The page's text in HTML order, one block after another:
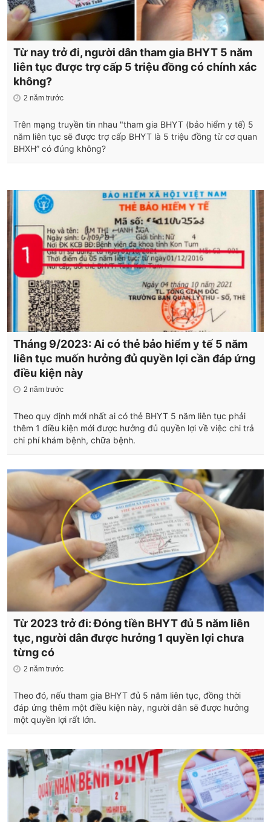
Từ nay trở đi, người dân tham gia BHYT 5 năm
liên tục được trợ cấp 5 triệu đồng có chính xác
không?
2 năm trước
Trên mạng truyền tin nhau "tham gia BHYT (bảo hiểm y tế) 5
năm liên tục sẽ được trợ cấp BHYT là 5 triệu đồng từ cơ quan
BHXH” có đúng không?
Tháng 9/2023: Ai có thẻ bảo hiểm y tế 5 năm
liên tục muốn hưởng đủ quyền lợi cần đáp ứng
điều kiện này
2 năm trước
Theo quy định mới nhất ai có thẻ BHYT 5 năm liên tục phải
thêm 1 điều kiện mới được hưởng đủ quyền lợi về việc chi trả
chi phí khám bệnh, chữa bệnh.
Từ 2023 trở đi: Đóng tiền BHYT đủ 5 năm liên
tục, người dân được hưởng 1 quyền lợi chưa
từng có
2 năm trước
Theo đó, nếu tham gia BHYT đủ 5 năm liên tục, đồng thời
đáp ứng thêm một điều kiện này, người dân sẽ được hưởng
một quyền lợi rất lớn.